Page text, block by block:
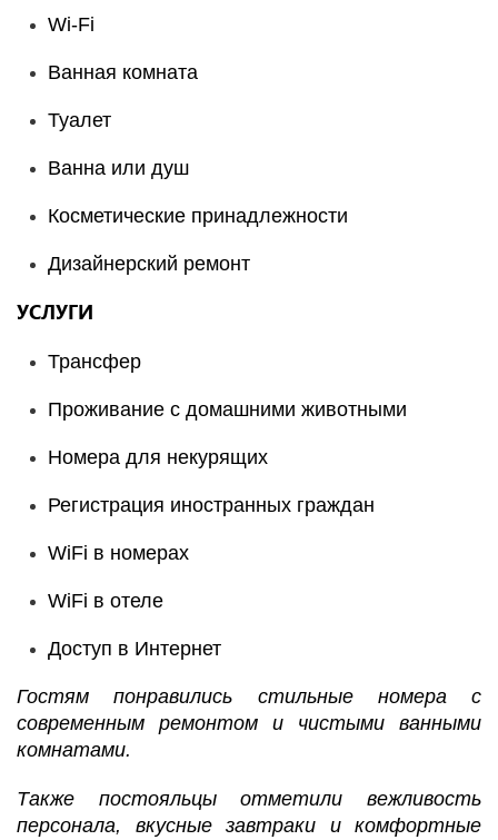
Wi-Fi
Ванная комната
Туалет
Ванна или душ
Косметические принадлежности
Дизайнерский ремонт
УСЛУГИ
Трансфер
Проживание с домашними животными
Номера для некурящих
Регистрация иностранных граждан
WiFi в номерах
WiFi в отеле
Доступ в Интернет
Гостям понравились стильные номера с
современным ремонтом и чистыми ванными
комнатами.
Также постояльцы отметили вежливость
персонала, вкусные завтраки и комфортные